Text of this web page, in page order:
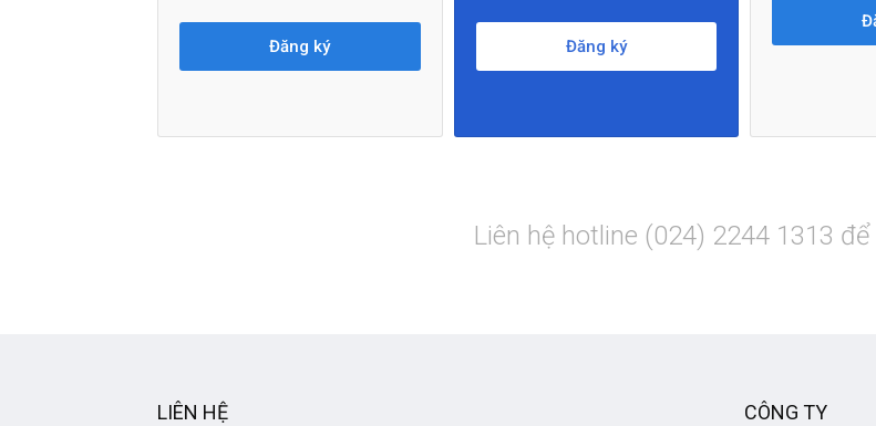
Đăng ký Đăng ký
Liên hệ hotline (024) 2244 1313
LIÊN HỆ CÔNG TY